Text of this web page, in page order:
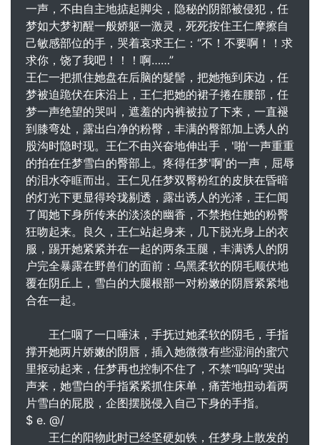
一声，不由自主地掂起脚尖，隐秘的阴部被侵犯，任
梦如大梦初醒一般娇躯一激灵，死死按住王仁摩擦自
己敏感部位的手，哭着哀求王仁：“不！不要啊！！求
求你，饶了我吧！！！啊……”
王仁一把抓住她盘在后脑的髮髻，把她拖到床边，任
梦被迫跪伏在床沿上，王仁把她的裙子捲在腰部，任
梦一声绝望的哭叫，遮羞的内裤被拉了下来，一直褪
到膝弯处，露出白净的粉臀，丰满的臀部加上诱人的
股沟时隐时现。王仁不由兴奋地伸出手，'啪'一声重重
的拍在任梦雪白的臀部上。疼得任梦'啊'的一声，屈辱
的泪水夺眶而出。王仁见任梦双臀粉红的皮肤在昏暗
的灯光下更显得玲珑剔透，露出诱人的光泽，王仁闻
了闻她下身所传来的淡淡的幽香，不禁抱住她的粉臀
狂吻起来。良久，王仁站起身来，几下脱光身上的衣
服，踢开她紧紧并在一起的两条玉腿，丰满诱人的阴
户完全暴露在野兽们的面前：乌黑柔软的阴毛顺伏地
覆在阴丘上，雪白的大腿根部一对粉嫩的阴唇紧紧地
合在一起。
王仁咽了一口唾沫，手抚过她柔软的阴毛，手指
撑开她两片娇嫩的阴唇，插入她微微有些湿润的蜜穴
里抠动起来，任梦再也控制不住了，不禁“呜呜”哭出
声来，她雪白的手指紧紧抓住床单，痛苦地扭动着两
片雪白的屁股，企图摆脱侵入自己下身的手指。
$ e. @/
王仁的阳物此时已经坚硬如铁，任梦身上散发的阵阵幽香激起了他压抑很久的性慾，任梦软弱无力的挣扎更使他兽性大发。王仁抓住她由于抽泣而不停耸动的双肩，把她翻过来，抓住她那如同熟透了的蜜桃一样的乳房揉搓起来。边吮吸她的乳头，一只黑手已经滑下了乳峰，掠过雪白平坦的小腹。摸了几下柔软的阴毛，手指分开她肥嫩的阴唇，按在娇嫩的阴蒂上搓弄着。 “不！不要！！求求你……不要……啊……”任梦怀着最后的希望哭着哀求王仁，可是王仁完全被性慾沖昏了头脑，哪会理会她的哀求，王仁把任梦一条玉腿架到肩上，一边抚摸着她 滑腻丰腴的大腿，一边用手把着粗大的阴茎顶到她柔软的阴唇上。任梦感到了最后的恐惧，双手死死撑住王仁欲压下来的胸脯，拼命扭动几乎全裸的娇躯，王仁紧紧抓住她一只丰满的乳房，大叫一声：“美人，我来了！”说完下身用力一挺，“滋……”的一声，粗大的阳物撑开她两片阴唇没根插入她温湿紧密的阴道里，直抵花心。 任梦双腿的肉一紧，娇躯剧烈地颤抖了几下，她的头猛地向后一仰露出细长白皙的脖子，口中则发出一声悠长的惨叫。“真紧啊！”王仁长出了一口气，他没想到任梦的阴道这幺紧，他兴奋地来回动了几下，只感觉阴茎被任梦的阴道紧紧地裹住，真正佔有这个性感美女的一瞬间王仁暴虐的本性终于显露出来，他舒服地快叫一声，阳物毫无怜惜地在她的阴道里大力抽插起来。 旁边黑手抓住周璐的秀发，强迫她看着母亲被强姦的惨剧。此时的周璐完全被眼前的一幕吓呆了：母亲任梦还穿着着白色的高跟鞋的左脚高高翘起搁在王仁的肩头上来回晃动，右脚踝上挂着白色的内裤的右腿在胸前蜷曲着，丰腴的大腿紧紧贴着高耸的右乳，左边的乳房则随着王仁疯狂的抽插象豆腐一样在雪白的酥胸上颤动着。周璐眼睁睁地看着王仁丑恶的大阳物在妈妈的阴道里飞快地进出做着活塞运动，阴囊撞击着她的下身发出“啪啪”的声音，随着王仁阴茎向外一抽，粉红的阴唇就被向外翻起，阳物摩擦着渐渐润滑的阴道肉壁发出“咕唧、咕唧”的性交声。王仁抽插几百下后，拔出阳物，抓住任梦一条浑圆丰腴的大腿用力一拧，翻过她丰满的娇躯，强迫她跪趴在床上，王仁使劲扒开任梦两片雪白丰腴的屁股，在相机不停闪烁的闪光灯下从后面把阳物又一次插入她的蜜穴里，王仁一手抓住任梦凌乱的髮髻，使她流满泪水的悄脸高高抬起，露出修长白嫩的脖颈，一手紧紧按住任梦的纤腰，象懒汉推车一样开始了又一轮的抽插，随着王仁的前后推动，任梦洋装下的两只丰乳也有规律地前后晃动起来，十分诱人。 R8 R 任梦的肉洞又紧又嫩又滑，王仁奋力挺动下身，坚硬的阳物猛烈地撞击着她的子宫，肉棒和黏膜摩擦的感觉令王仁爽快无比。王仁把任梦的洋装推上去，脏兮兮的脸紧紧贴在她光洁白嫩的裸背上，双手抓住任梦吊在胸前不停晃动的坚挺的大奶子用力揉搓着，下身狠力抽刺，尽情地在她身上发洩着兽慾。任梦雪白的手指紧紧抓着床单，清秀的五官痛苦地扭曲着，纤细的双眉紧紧的皱在一起，豆大的汗珠划过光滑的脸颊和泪水混在一起。她性感的朱唇微张，随着王仁的抽送口中发出婴儿哭泣般的哼声。王仁又奋力抽插了百余下后已经到了强弩之末，在任梦阴道的阵阵收缩下，“嗷嗷”快叫着把一股股滚烫的精液悉数射进任梦的身体里，喷洒在她的子宫壁上。 仁满意地拍拍她的雪臀喘息着说道：“真他妈够味，小穴又紧又滑简直是人间极品，看来周剑是不行了，我们爷们会满足你的。”说完意犹未尽又恋恋不捨地从她身上滚了下来。任梦目光有些呆滞地躺在床上，一股乳白色的精液从她微微红肿的阴唇间流了出来。她感觉四肢彷彿象散了架一样，浑身无力。她艰难地并上酸痛的双腿，抱胸蜷缩起身子。肉体的疼痛和失身的痛苦使她不由痛哭失声。但是噩梦还没有结束，她惊恐地看见脱得一丝不挂的另3个男人撸着已经坚硬勃起的阳物淫笑着向她围了过来，她紧紧护住雪白的酥胸，拼命摇头哭喊： “不！不要过来，我会死的，不要！！呜呜…… 王大和黑手一人抓住任梦的一只脚，扒下她的高跟鞋，然后把她两条修长的玉腿左右大大分开，3个男人不顾她的哭泣和哀求，扒下她还挂在身上的洋装和胸罩，只穿着白色丝袜的她被死死地按在床上。侏儒王小骑在任梦的身上，把阳具放在任梦的乳沟中，双手握住她的乳房使劲往中间挤，阳具在任梦柔软而有弹性的乳房中摩擦起来，龟头不时顶到任梦端正的下巴。胸部被压迫的结果让她张大了嘴喘气、呻吟，不甘寂寞的黑手不失时机地抓住她的髮髻，猩红的大龟头顶在她性感的朱唇上，一股腥臭噁心的尿臊味让任梦感觉一阵噁心，黑手把黝黑的阳物插入她的口中，龟头直刺到任梦的喉头深处，任梦被这突然其来的举动弄得呼吸困难，胃里一阵翻滚，可是黑手浑然不管她，大力地动着任梦的头，在她温暖的小嘴中抽插起来。小林把相机递给王大，迅速 脱光衣服，跪在她那大大分开的两条玉腿中间，小林早就对美貌性感的任梦垂涎三尺了，在给她开车的日子里，不止一次地趴在任梦刚刚坐过的车座上，边嗅着她留在上面的淡淡幽香，边幻想着任梦的裸体手淫起来，如今幻想终于变成了现实，昔日高高在上的贵妇人正赤条条地躺在自己身下，悲哀地发出诱人光泽的玉体横陈，令小林兴奋得差点昏过去，同时也激起了他的兽慾。 小林双手在任梦正夹着王小阴茎的高耸的乳峰上狠狠揉了几下，双手托住她的腿弯，把她的双腿向两侧屈起竖高，红肿的阴户向上突起，粉红的阴唇此时已微微的分开，王大坚硬的阴茎顶在任梦还流淌着王仁精液的两片阴唇中间，“唧……”的一声就插了进去。任梦丰腴的大腿肌肉一阵痉挛，紧绷的足弓证明她正承受巨大的痛苦，随着小林大起大落地抽插，含着黑手阳物的口中含糊不清地发出“呜呜”的声音。小林每次都把阴茎拉到阴道口，再一下插进去，骯髒的阴囊打在任梦雪白的屁股上“啪啪”直响，混合着任梦痛苦的呜咽声形成一幅淫靡暴虐的景象。王大则拿着相机，闪烁的闪光灯变换着不同的角度记录着被姦淫中的任梦的耻辱。 王仁饶有兴趣地看着这个被干得死去活来的性感美人，阳物不知不觉又硬了起来，邪恶的目光落在周璐微隆的酥胸上。王仁这才仔细看清周璐，十八岁的姑娘已经完全发育成熟，苗条有不失丰满的娇躯散发着健康的青春气息。她的相貌和任梦很像，同样有着一张俏丽的鸭蛋脸和一双水汪汪的大眼睛，只是比起她那充满贵妇人的妩媚和高雅的母亲来，周璐的脸上更多了一份少女的纯真。由于她所读的是艺术学校舞蹈专业，平时很注意加强了对形体的训练，因此她全身上下曲线突出，身材修长匀称。她那纤细的柳腰、饱挺的酥胸、结实高翘的臀部清楚地说明了她在生理上已经是一个成熟的女人了。 虽然没有她母亲任梦丰满，看上去也很性感。由于周璐人长得漂亮，加上成绩又好，天生一副好嗓子，因此经常被校方推选为学校文艺演出的节目主持人，时间一长，周璐就成了学院有名的校花。此时的周璐蜷缩在床里，就在她的身边不远母亲任梦正在被3个男人轮姦着，淫靡凄惨的一幕使这个涉世不深的少女彷彿经历了一场噩梦。男人享受的喘息声、母亲痛苦的呻吟声和沈闷的性交声深深震撼嗜咬着她纯洁的心灵。她不敢看把头扭向一边，双手紧紧捂着脸，白嫩的双肩因为羞怕而微微耸动着。 王仁淫笑着爬过来，抓住她裸露在裙子外面的一截雪白秀美的小腿轻轻抚摸起来。周璐惊叫一声，如触电一般把腿缩到裙子里，她纤纤玉手紧紧护住半裸的酥胸，睁大一双含泪的妙目惊恐地看着王仁淫亵的脸，单薄的娇躯不禁抖作一团。 王仁哈哈一笑，顺手抓住搭在小林肩上并随着小林的抽插而无力摇晃着的任梦的一只裹着丝袜的纤足，从她脚踝上扯下她的内裤闻了闻，对正卖力抽插着任梦肉穴的小林揶揄地说：“啊，好香啊，你要好好伺候我们的大美人，一定要餵饱她啊。”然后紧紧盯住周璐满是泪水的悄脸隐隐地说：“我劝你最好识相点，如果你不想你妈被操死就乖乖地听话，啊？”周璐闻言娇躯一震，她跪在王仁面前苦苦地哀求他放过自己和可怜的母亲。 王仁趁机一把搂住她那柔若无骨颤抖的娇躯，掰开她捂着酥胸的玉手，一只罪恶的手伸进周璐的胸罩里抓住她一只柔软尖挺的乳房用力揉捏起来，周璐本能地抓住王仁揉着自己乳房的手无力地抗拒着，王仁的手滑过她平坦光滑的小腹，撩起她的裙子，伸进她紧闭的双腿之间，隔着她薄薄的内裤粗暴地揉弄她柔软娇嫩的阴户。周璐痛苦地扭动着娇躯，从乳房和下身传来的阵阵巨痛使她发出屈辱的惨叫声，瘫软在王仁的怀里。 周璐的哭叫声传入正在被凌辱的任梦的耳中，深深地揪着她的心。任梦拼命吐出黑手的肉棒，有些失神的美眸彷彿要喷出火来死死盯着王仁令人噁心的嘴脸，她紧咬银牙，口中发出一阵凄厉嘶哑的悲鸣：“禽兽！畜生！！她还是孩子啊┅┅啊！啊！！。”小林几下凶狠的抽插使她发出几声惨叫，接着小林紧紧抱着她雪白丰腴的大腿，阳物死死顶在她的花心上开始一悸一悸地开始射精。 王仁粗暴的撕开周璐的裙子，扯下她的乳罩，一对尖挺秀美的乳房颤动着暴露出来，然后当着任梦的面在周璐的哭叫声中扒下她纯白的内裤，少女健康美妙、散发着青春气息的肉体一丝不挂地完全呈现在色狼们的面前：优美的体形，浑圆的臀部，修长白嫩的大腿，白润的皮肤，黑黑的阴毛，还有那两片紧紧闭合在一起的两片粉嫩的阴唇，王仁的小眼睛发出贪婪的目光，迫不及待地扑了过去。Z 任梦眼睁睁看着王仁分开女儿两条玉腿露出中间鲜红的地带，把脸深深埋在她的粉胯下，竟毫不羞耻、津津有味地舔起她的阴户来，看到女儿受辱，任梦心都碎了。这时小林把精液一滴不剩地全部射入她阴道深处，任梦羞辱地闭上眼睛。小林拔出阳物，满意地从她身上爬起来，黑手马上佔据他的位置架起了她的两条粉腿，当黑手粗大异常的黑棒凶狠地插入她的阴道时，任梦终于承受不了肉体和精神的双重打击，惨叫一声昏死过去。这时，刚刚姦污她的小林爬过来，捏开任梦性感的小嘴，把还粘有白色精液和她阴道分泌物的阴茎插入她的口中，用她柔软的香舌清洗着骯髒的阳物。旁边相机的闪光灯依旧不停地闪烁着……此时的王仁正压在周璐香豔的裸体上啧啧有声地吮吸着她红葡萄般娇嫩的乳头，周璐无力反抗，轻声啜泣着任由王仁肆虐着她迷人的娇躯。姑娘身上散发着处女诱人的体香深深刺激着王仁的性慾，他用力掰开周璐修长的玉腿，双膝着地跪在姑娘的双腿间，然后用自己的双腿撑住她的大腿，阴茎自然地顶在周璐那已被王仁舔得发红的阴户上。龟头在挺进中将周璐两片娇嫩的阴唇朝两边拨开，当龟头完全没入她温湿柔软的阴道里时，周璐感觉下身一阵涨痛，不由得双手紧紧撑住王仁下压的胸膛。: r" L 王仁已经感受到周璐的处女膜对阴茎的阻力，他一阵兴奋，干处女在他有生以来还是第一次，即使是他那死鬼老婆嫁给他时也是一个二手货，没想到50多岁了还能操到这样鲜嫩的处女，而且还是仇人的女儿，不由得心花怒放。此时的周璐浑身发抖，两腿无力地朝两边张开着，她紧闭着一双美眸，泪水顺着娇美的脸颊流下来，王仁的龟头紧顶着她的处女膜，让她感到最后的恐惧。果然王仁调整一下姿势，双手紧紧握住她尖挺的双乳，屁股先朝后退了退，然后下身用力向前一挺，“卟……”地一声，整条阳具刺破周璐薄薄的处女膜没根插入她紧密湿润的处女的阴道，直抵花心。 周璐感觉一根坚硬如铁的东西彷彿要刺穿自己身体一样深深地插入自己的体内，同时一种从没有过的巨痛从她下身一直传到大脑顶部，她赤裸的上半身猛地向上一挺，好半天口中发出一声悠长的惨叫，昏死过去" | 7 王仁舒服地快叫一声，挺动着坚硬的阴茎在她窄小柔软的蜜穴里奋力抽插起来。周璐的阴道比任梦的还要紧密，王仁清楚地感受到周璐娇嫩的阴道壁对阴茎的包围、抚摸、濡动和刺激，特别是当阴茎退至阴道口时，刚刚破裂的处女膜轻颳着龟头，好像柔嫩的小嘴在舔餵着阳具，令王仁舒服无比……一想到能给这样漂亮的美少女开苞破身，王仁就格外冲动来劲，每一次抽插都是全根进退，每一次插入都猛烈撞击着她的子宫。周璐紧闭着一双美眸，娇美的脸颊痛苦地扭曲着，长长的睫毛上还挂着两颗晶莹的泪珠。她软绵绵的两手摊在两旁的床上，双腿无力地张开着，昏迷中任由王仁压在自己圣洁的胴体上发洩着原始的兽慾，周璐两座高耸的乳峰伴随着王仁疯狂的抽插而剧烈地颤动着，掀起阵阵诱人的乳浪。 王仁粗重地喘息着，一边亲吻着周璐凝脂般白嫩的大腿，一边用阳物依旧不知疲倦地摩擦着周璐渐渐润滑的阴道，充分地享受姦淫仇人的女儿而带来的暴虐的快感。 k/ a% ^ 此时任梦在黑手剧烈的摇晃下幽幽醒来，她轻轻地呻吟着挣开眼睛，映入眼帘的是自己两条雪白的大腿之间黑手淫笑着的脸，她又被无情地拉回到了现实里。任梦知道凌辱还没有结束，自己已经被蹂躏得麻木的下身依旧插着眼前这个无耻男人骯髒的东西。任梦突然觉着嘴里粘乎乎的，还有一股腥腥的怪味，雪白的酥胸上到处都是王小和她乳交时射出的精液，她知道自己嘴里是什幺了，不禁一阵噁心。 任梦不知道凌辱什幺时候结束，男人们超强的性慾令她心寒，她哪知道，这些男人都是久未沾女色的光棍汉，见到女人尤其是像任梦这样美貌、性感又有身份地位的贵妇人，更要充分地把压抑已久的性慾发洩出来。任梦知道这些男人不会从此放过自己的，想到自己母女将成为他们发洩性慾的工具，从心底涌上一丝悲哀，她痛苦地把脸扭向一边，看到的却是更让她揪心的一幕：王仁正趴在女儿周璐娇嫩的玉体上，在周璐阴道里快速抽插的阳物事实上证明了这个刚刚残忍姦污了自己的老头已经成为女儿第一个男人的现实，丑陋的阳物每抽插一下都翻动着周璐粉红的阴道肉壁，一缕处女的鲜血从王仁和女儿的交合之处流出来，顺着周璐白嫩的股沟滴在床上。而周璐在王仁残忍的姦淫下却没有丝毫反应，两条浑圆结实的小腿软绵绵地耷拉在王仁的背上，赤裸着的一双纤细秀美的玉足在王仁背上无力地摇晃着。 任梦大脑一阵眩晕，她的心彷彿在流血。这时任梦感觉双乳一阵疼痛，她失神的美眸哀怨地看了一眼正抓揉着她的乳房并在她体内一悸一悸射精的黑手享受的脸，痛苦而又无奈地闭上眼睛，两行清泪顺着有些苍白的脸颊流了下来。过了一会，趴在周璐身上的王仁明显加快了臀部耸动的频率，他呼吸更加急促，生殖器更加快速地在周璐的阴道里抽送。剧烈的摇晃使周璐发出“嘤咛”一声呻吟，慢慢地醒转过来，也就在这时王仁也达到了高潮，王仁突然全身一挺，将生殖器死命往周璐阴道深处一顶，抵住花心，疼得刚刚清醒的周璐发出一声惨叫，娇躯一阵颤抖。王仁口中高叫了一声，紧接着全身僵硬抽蓄，臀部的肌肉绷地紧紧的，与此同时，被王仁压在身下的周璐感觉一股滚烫的热流一直沖向自己的阴道深处。 _J 王仁在周璐的体内射完精后，就伏在她的玉体上不停地喘息起来。一会，王仁将已经疲软的阴茎从周璐的阴道抽出来，周璐闭着双眼神情木然地躺在床上，一股混合着鲜血和白浊的精液的红白粘稠液体从她那两片有些红肿的阴唇中间汩汩地流了出来。 这时最后一个男人王小在任梦阴道里射完精后拄着她的双乳爬了起来。王仁看了看任梦红肿还流着精液的阴户，淫笑着搂过她丰满的玉体揉着她雪白的乳房说道：“怎幺样？我的大美人，爽吧？呵呵。”任梦睁开眼睛，怨恨地看了一眼毁了她和女儿贞洁的老头，不禁“嘤嘤”哭出声来。王仁把从她红肿的下身流淌出来的精液慢慢涂抹在她雪白丰满的乳房上，说道：“明天早晨，我们都搬到你家去，我可不想在这个破屋子里和你做爱。”任梦闻言，娇躯猛地一震，她不知道哪来的力气猛地挣脱王仁，哭喊着：“不！你妄想！！你还要怎幺样？呜呜……”王仁大怒，把一叠东西仍到任梦面前骂道：“你以为你是什幺？婊子，和我讨价还价，哼！你看看这个。”任梦一看，原来是一叠她和女儿被强姦时拍下的淫秽的照片，她又看了看屋子四周，发现4架摄像机正在不停地运转着，她感觉脑袋“嗡”的一声，身子一软，瘫倒在床上。这时旁边传来周璐的哭叫声，周璐正跪在床上，高高撅着浑圆的雪臀，王大则抱着她雪白的屁股，从后面姦淫着她。王仁淫笑着看着神情恍惚的任梦，叉开双腿一指胯下萎缩的阳物，任梦精神彻底崩溃了，这也是王仁最想看到的结果。任梦抽噎着慢慢爬过来跪在王仁双腿之间，颤抖的双手握住王仁的阴茎，轻启性感的朱唇，屈辱地把王仁还粘着精液和女儿处女鲜血的阴茎含在嘴里，机械地上下套弄起来。王仁揉捏着她那两只丰满尖挺的大奶子，看着眼前这个已经完全屈服在自己淫威下的性感美女，脸上露出一丝淫笑。 当王小最后一个享受完周璐处女的身子已经是后半夜了，长达6个小时的凌辱任梦和周璐彷彿经历了一场噩梦，初经人事又饱受蹂躏的周璐目光呆滞地躺在床上，年青俊俏的脸上泪痕斑斑，两个健康丰满的乳房在她沾满白色污浊精液的酥胸上悲惨地耸立着，被弄得乱糟糟的细密柔软的阴毛和红肿外翻的娇嫩阴唇诉说着野兽的残暴。刚被破瓜的痛苦和粗暴的姦淫使这个娇嫩的美少女甚至连并上双腿的力气都没有了。任梦艰难的穿上被撕扯得破碎不堪的衣服，抱住女儿不禁痛苦失声。她不知道是怎样离开那个刚刚夺去她们贞洁充满辛酸血泪的淫窟的，和女儿周璐拖着疲惫的身子回到家里。她们拼命沖洗着饱受凌辱的下身，彷彿要洗掉野兽们留在她们身上所有的骯髒和罪恶。周璐晚上睡在任梦的卧室里，任梦紧紧搂着昏睡的女儿默默地流着眼泪，周璐几次都在噩梦中惊醒，不时地发出几声恐惧的尖叫。任梦久久无法入睡，直到天明才迷迷糊糊昏睡过去。u9 _: O 不知道睡了多长时间，任梦被一阵急促的门铃声惊醒，她不由得心中一悸，周璐更是紧紧依偎在母亲怀里抖作一团。任梦黯然地轻轻推开女儿来到窗前，透过窗帘的缝隙看见她的奔驰专车正停靠在别墅的门口，王仁等人在小林的带领下已经在门口等候了。任梦慢慢地走到楼下的客厅门口，颤抖的手打开大门监视器开关，王仁那张令人作呕的脸立刻出现在她的面前。任梦只感觉身子发虚两腿瘫软，她勉强扶住门框努力使自己平静下来，已经没有退路的她心一横按下了开启大门的红色按钮。 不一会，男人们像是回到自己家里一样蜂拥而入，王仁顺手锁上房门，淫笑着看了看正不知所措的任梦，她显然一夜都没有睡好，姣好的面容有些憔悴，蓬鬆的秀发还没有梳理，却有一种慵懒高贵的美令男人心动。她身上只穿着一件薄薄的丝製睡袍，丰满的玉体忽隐忽现十分撩人，全身上下散发出成熟女人迷人的气息撩拨得王仁心痒难搔，下体渐渐支起了一个小帐篷，一股难耐的慾火在心底蠢蠢欲动。 王仁猛地搂过任梦柔软的娇躯，迫不及待地抓住她高耸的乳峰揉捏起来。任梦没有反抗，她知道反抗在王仁这样的淫兽面前没有任何作用，只会激起他更残暴的性慾。在她耳鬓厮磨的王仁渐渐粗重的喘息和从他口中呼出的臭气令任梦一阵噁心，她扭过头去，闭上眼睛，秀眉微皱，神情木然地任由王仁揉着她迷人的乳房，泪水却顺着她苍白的脸颊流了下来。 王仁抱起她来到楼上任梦和周剑豪华温馨的卧室里。此时仅穿着睡衣的周璐正一脸惊恐地蜷缩在床上，王仁看了一眼跟在后面的黑手、小林和王大兄弟，冲周璐一努嘴，小林会意，他上前一把抓住周璐的秀发，把她从床上拉起来，淫笑着说道：“小美人，你爸爸要和你妈妈做爱你不能从旁边看着吧？走，陪我们哥们到你房间乐乐去。”说完不由分说地抱起周璐放在黑手的肩上，周璐哭喊着用两只粉拳无力地捶打黑手的后背，裸露在睡裙外的两条秀美的小腿胡乱地蹬动起来。任梦眼睁睁地看着黑手扛着女儿伙同嘻嘻哈哈的小林和王大兄弟向周璐的闺房走去，她的心在流血，却又无能为力。 王仁把任梦扔在柔软的床上，淫亵的目光紧盯着眼前的尤物，快速地脱光衣服向任梦扑去。王仁剥下她的睡袍，里面没有戴胸罩，两只丰满挺拔的乳房跳动着露出来，王仁又扒下她新换的纯白丝蕾内裤，顷刻间被剥得一丝不挂的任梦屈辱地扭动着性感的娇躯，长满整齐阴毛的敏感三角禁区暴露在空气里，使任梦下身产生一丝凉意。 王仁通红的眼睛看着任梦玉雕般的裸体，粉腿如玉、丘壑隐约……不由得猛吞口水，下体的阳物已经坚硬如铁了。没有前奏，王仁只是在她两座高耸的乳峰和诱人的阴户上胡乱地揉了几下后，便迫不及待地抓住任梦两只秀美的脚踝，把她两条玉腿大大分开。王仁抬高她的臀部，使阳物很舒服地顶在任梦赤裸的阴户上，下身用力一挺，龟头撑开她两片微闭的阴唇，阴茎深深插入她幽深却很乾燥的阴道里。 任梦娇躯猛地一颤，口中发出一阵动人的悲鸣，毫无性慾的身体被粗暴地侵犯，任梦顿时感到身体彷彿被撕裂了一般，下身火辣辣地疼痛起来。接着就是王仁疯狂的抽插，坚硬的阴茎磨擦着她柔嫩的肉壁，任梦光洁白嫩的额头渗出细密的汗珠，一张悄脸随着王仁的活塞运动而痛苦的抽搐着。为了减轻痛楚，任梦努力张开大腿，尽量迎合着王仁的抽插，渐渐地姦淫变得顺畅起来。这时从周璐房间里传来女儿一阵阵惊恐的哭叫和男人们淫亵的笑声，任梦的心都碎了，她哀怨的美眸看了一眼自己雪白大腿中间王仁那享受的神情，痛苦地把脸扭向一边，无意中看见了床头柜上自己和丈夫周剑的结婚合影，看到照片上的丈夫依旧亲切地注视着自己，心中不由一阵刺痛。她悲哀地预感到，幸福已经永远离她而去了，代替的将是无尽的苦难。一想到这，任梦不禁打了一个激灵，她闭上眼睛，彷彿看见丈夫正怨恨地看着自己，怒视着正压在自己身上行使着只有他才有资格行使的权利的王仁。? 王仁发现任梦毫无反应地躺在自己身下，失神的美眸正呆呆地看着床头柜上的照片，精美的镜框中，身披婚纱的任梦正娇羞地依偎在高大英俊的丈夫身边，秀丽的脸上洋溢着幸福的笑容，和此时痛苦扭曲的脸形成强烈的反差。王仁冷笑一声，双手抓住她随着自己的抽送而微微颤动的丰乳，阴茎退至阴道口，然后用力插下去，狠狠地撞击在她的子宫壁上，“啊……”任梦一声惨叫，下身剧烈的疼痛把她从幻觉中拉了回来。 王仁从镜框中拿出照片调侃地说道：“好恩爱啊，啧啧，可惜。”说着把照片撕得粉碎狠狠摔在任梦的脸上，然后从一叠充满淫秽和任梦母女耻辱的照片中挑出一张自己和任梦性交的照片镶进了镜框中，然后抓住任梦的秀发强迫她看着自己的杰作，得意地羞辱她：“看，看吧，我让你看个够。臭婊子，和老子做爱心里还想着别的男人，哼，记住，现在我是你的男人，你该好好伺候我，听见没有？”任梦彻底被吓坏了，她使劲点着头，不禁痛哭失声。 “收紧你的骚穴，像婊子那样叫给我听听。”说着王仁又开始了新一轮的抽插。任梦不敢有半点抗拒，她一边哭着竭力地扭动柔软的腰身，一边挣扎着从嘴里发出“啊、啊”的叫声。被残忍姦淫得有些麻木的肉洞根本感觉不到半点的快乐，只有疼痛，可是还要拼命装出一副享受的样子，这令任梦的感到无比的羞耻和屈辱。 这时，床头上的电话突然响了起来，王仁停止抽插，但阳物依旧留在她的蜜穴里，示意任梦去接电话。任梦艰难地撑起上身，颤抖的手拿起话筒，她知道电话是丈夫周剑打来的，因为在丈夫出差的半个月里，任梦几乎每天早晨的这个时候都能收到他来自遥远的问候。果然话筒里传来了她既渴望又害怕听见的周剑那浑厚的声音：“餵，是小梦吗？你好吗？”听见丈夫亲切的问候，任梦心里一酸，委屈的泪水不禁夺眶而出，喉咙中彷彿有什幺东西堵住似的一下哽住了，好半天没有发出声音。王仁看见任梦不说话，阳物在她下身用力顶了一下，任梦惊醒般回过神来，发现王仁阴冷的目光正注视着她，任梦打了一个寒蝉，她强忍悲痛，尽量用平静的语气低声说道：“是，是我。”话筒里周剑故意嗔怪地说道：“看你无精打采的样子，一定刚刚睡醒还没有起床吧？呵呵，小懒虫。”以往任梦听见丈夫这样的话语会感到很甜蜜，而如今听来就像是一根根钢针深深刺痛了她的心。周剑又问道：“我们的璐璐好吗？”任梦感觉心在流血：“她，她很好，已经，已经上学去了。”说完，任梦再也控制不住自己的感情，拼命压抑的悲伤使浑圆的双肩剧烈地耸动起来。 王仁看着痛不欲生的任梦，一种淫虐的快感直冲脑门，他淫笑着抓住她一只颤动的丰乳，阳物恶作剧般用力抽插起来。沉浸在悲痛中的任梦感觉乳房一紧，插在她下身的阴茎又剧烈地挺动起来，强烈的撞击使她口中发出一阵轻呼。 周剑彷彿在话筒中听见妻子有些异样，忙问：“你怎幺了，是不是哪里不舒服？”任梦强忍下身一阵紧似一阵的疼痛，赶紧掩饰并岔开话题：“没，没什幺的，有些感冒，你什幺时候回来？”“噢”，周剑顿了一下关心地说：“有病就要赶紧吃药，可不要硬挺，对了，我现在在广州机场，我想下午就可以到家了，我该登机了，再见亲爱的。”话筒从她的手中滑落，任梦茫然地看着天花板，她无法想像丈夫回来后将如何面对眼前发生的一切。 被王仁压在身下任梦突然感觉插在自己体内的阴茎明显加快了抽插的速度，接着双乳一紧，一股滚烫的热流一直沖向自己的阴道深处。王仁双手紧紧握住任梦两只高耸的乳峰，龟头死死地顶住她的花心，一边悸动着射精，一边拼命享受着她柔软的阴道肉壁的阵阵收缩带给他的巨大快感。良久，渐渐萎缩的阳物被任梦从她那饱受凌辱却依然紧密的阴道里挤了出来，王仁喘息着伏在任梦柔软的娇躯上不动了中午，王仁打着饱嗝来到任梦的卧室，赤条条的任梦静静地躺在床上，丰满的玉体上盖着被子，裸露在被子外面的白嫩的双肩轻轻